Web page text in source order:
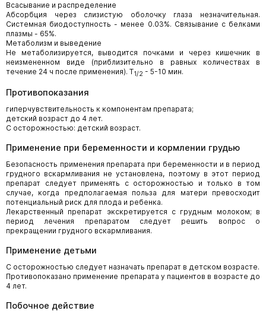
Всасывание и распределение
Абсорбция через слизистую оболочку глаза незначительная.
Системная биодоступность - менее 0.03%. Связывание с белками
плазмы - 65%.
Метаболизм и выведение
Не метаболизируется, выводится почками и через кишечник в
неизмененном виде (приблизительно в равных количествах в
течение 24 ч после применения). Т1/2 - 5-10 мин.
Противопоказания
гиперчувствительность к компонентам препарата;
детский возраст до 4 лет.
С осторожностью: детский возраст.
Применение при беременности и кормлении грудью
Безопасность применения препарата при беременности и в период
грудного вскармливания не установлена, поэтому в этот период
препарат следует применять с осторожностью и только в том
случае, когда предполагаемая польза для матери превосходит
потенциальный риск для плода и ребенка.
Лекарственный препарат экскретируется с грудным молоком; в
период лечения препаратом следует решить вопрос о
прекращении грудного вскармливания.
Применение детьми
С осторожностью следует назначать препарат в детском возрасте.
Противопоказано применение препарата у пациентов в возрасте до
4 лет.
Побочное действие